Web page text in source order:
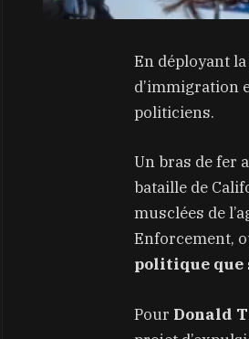
En déployant
d’immigration
politiciens.
Un bras de fer
bataille de
musclées de
Enforcement,
politique que
Pour Donald